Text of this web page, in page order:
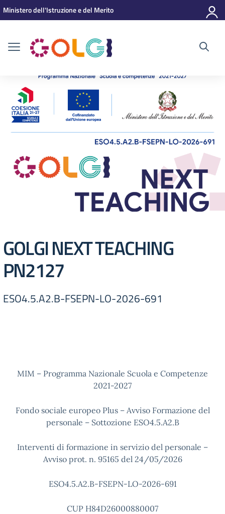
Vai ai contenuti
Vai al menu di navigazione
Vai al footer
Ministero dell'Istruzione e del Merito
GOLGI NEXT TEACHING
PN2127
ESO4.5.A2.B-FSEPN-LO-2026-691
MIM – Programma Nazionale Scuola e Competenze
2021-2027
Fondo sociale europeo Plus – Avviso Formazione del
personale – Sottozione ESO4.5.A2.B
Interventi di formazione in servizio del personale –
Avviso prot. n. 95165 del 24/05/2026
ESO4.5.A2.B-FSEPN-LO-2026-691
CUP H84D26000880007